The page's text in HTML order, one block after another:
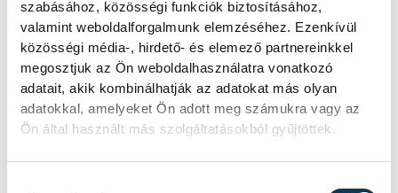
szabásához, közösségi funkciók biztosításához,
valamint weboldalforgalmunk elemzéséhez. Ezenkívül
közösségi média-, hirdető- és elemező partnereinkkel
megosztjuk az Ön weboldalhasználatra vonatkozó
adatait, akik kombinálhatják az adatokat más olyan
adatokkal, amelyeket Ön adott meg számukra vagy az
Ön által használt más szolgáltatásokból gyűjtöttek.
A múltban és ma is rossz
hírt hoz a dunai Ínség-
szikla
Újra kilátszik a Dunából az aszály
hírnöke! Régen a felbukkanása egyet
klímaváltozás okozta extrém